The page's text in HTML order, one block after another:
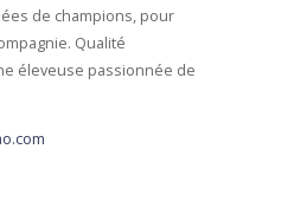
de champions, pour
Qualité
éleveuse passionnée de